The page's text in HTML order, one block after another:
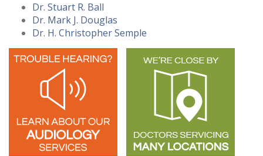
Dr. Stuart R. Ball
Dr. Mark J. Douglas
Dr. H. Christopher Semple